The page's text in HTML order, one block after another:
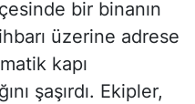
bir binanın
üzerine adrese
kapı
şaşırdı. Ekipler,